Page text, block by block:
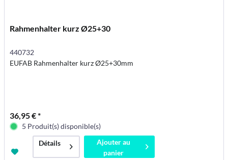
Rahmenhalter kurz Ø25+30
440732
EUFAB Rahmenhalter kurz Ø25+30mm
36,95 € *
5 Produit(s) disponible(s)
Détails
Ajouter au
panier